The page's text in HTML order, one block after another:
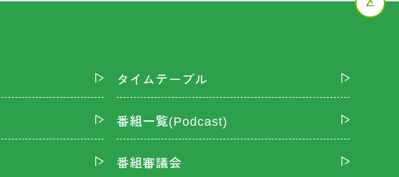
タイムテーブル
番組一覧(Podcast)
番組審議会